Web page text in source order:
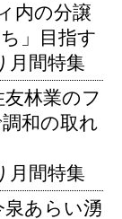
内の分譲
」目指す
月間特集
友林業のフ
和の取れ
月間特集
泉あらい湧